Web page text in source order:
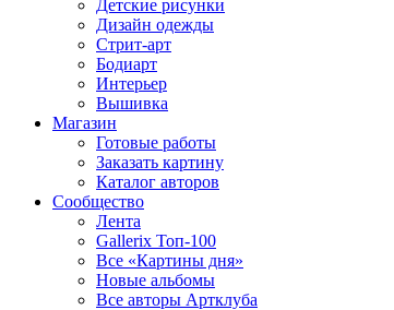
Детские рисунки
Дизайн одежды
Стрит-арт
Бодиарт
Интерьер
Вышивка
Магазин
Готовые работы
Заказать картину
Каталог авторов
Сообщество
Лента
Gallerix Топ-100
Все «Картины дня»
Новые альбомы
Все авторы Артклуба